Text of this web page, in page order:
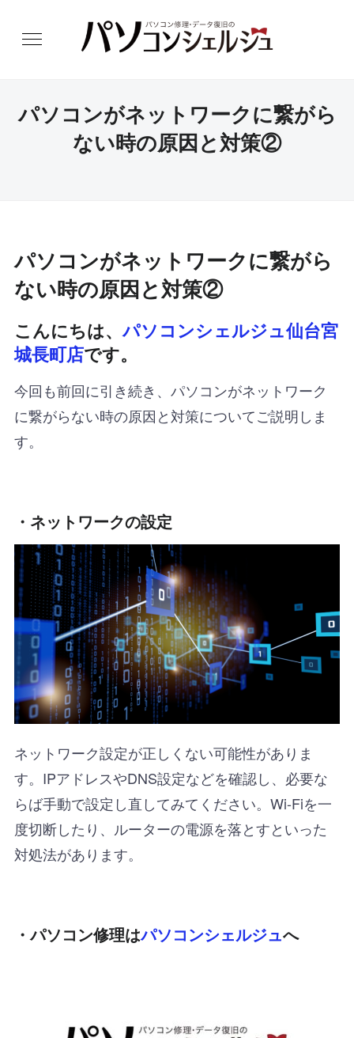
パソコンがネットワークに繋がら
ない時の原因と対策②
パソコンがネットワークに繋がら
ない時の原因と対策②
こんにちは、パソコンシェルジュ仙台宮
城長町店です。
今回も前回に引き続き、パソコンがネットワーク
に繋がらない時の原因と対策についてご説明しま
す。
・ネットワークの設定
ネットワーク設定が正しくない可能性がありま
す。IPアドレスやDNS設定などを確認し、必要な
らば手動で設定し直してみてください。Wi-Fiを一
度切断したり、ルーターの電源を落とすといった
対処法があります。
・パソコン修理はパソコンシェルジュへ